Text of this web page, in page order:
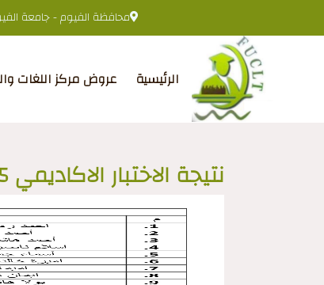
محافظة الفيوم - جامعة
الرئيسية عروض مركز اللغات
نتيجة الاختبار الاكاديمي 15/9/2025م